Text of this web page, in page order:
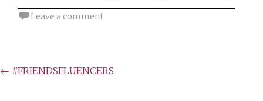
Leave a comment
Post
← #FRIENDSFLUENCERS